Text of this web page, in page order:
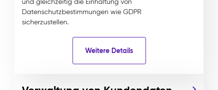
und gleichzeitig die Einhaltung von
Datenschutzbestimmungen wie GDPR
sicherzustellen.
Weitere Details